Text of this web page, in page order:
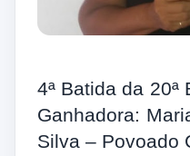
4ª Batida da 20ª
Ganhadora:
Silva – Povoado